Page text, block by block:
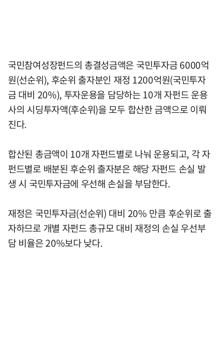
국민참여성장펀드의 총결성금액은 국민투자금 6000억
원(선순위), 후순위 출자분인 재정 1200억원(국민투자
금 대비 20%), 투자운용을 담당하는 10개 자펀드 운용
사의 시딩투자액(후순위)을 모두 합산한 금액으로 이뤄
진다.
합산된 총금액이 10개 자펀드별로 나눠 운용되고, 각 자
펀드별로 배분된 후순위 출자분은 해당 자펀드 손실 발
생 시 국민투자금에 우선해 손실을 부담한다.
재정은 국민투자금(선순위) 대비 20% 만큼 후순위로 출
자하므로 개별 자펀드 총규모 대비 재정의 손실 우선부
담 비율은 20%보다 낮다.